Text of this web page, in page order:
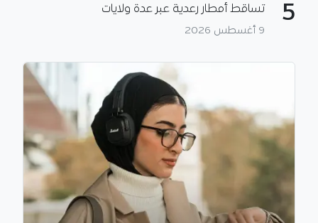
5 تساقط أمطار رعدية عبر عدة ولايات
9 أغسطس 2026